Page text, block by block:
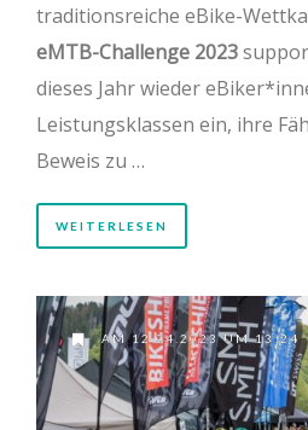
traditionsreiche eBike-
eMTB-Challenge 2023
dieses Jahr wieder
Leistungsklassen ein, ihre
Beweis zu …
WEITERLESEN
AM 12.04.2023 UM 13:24